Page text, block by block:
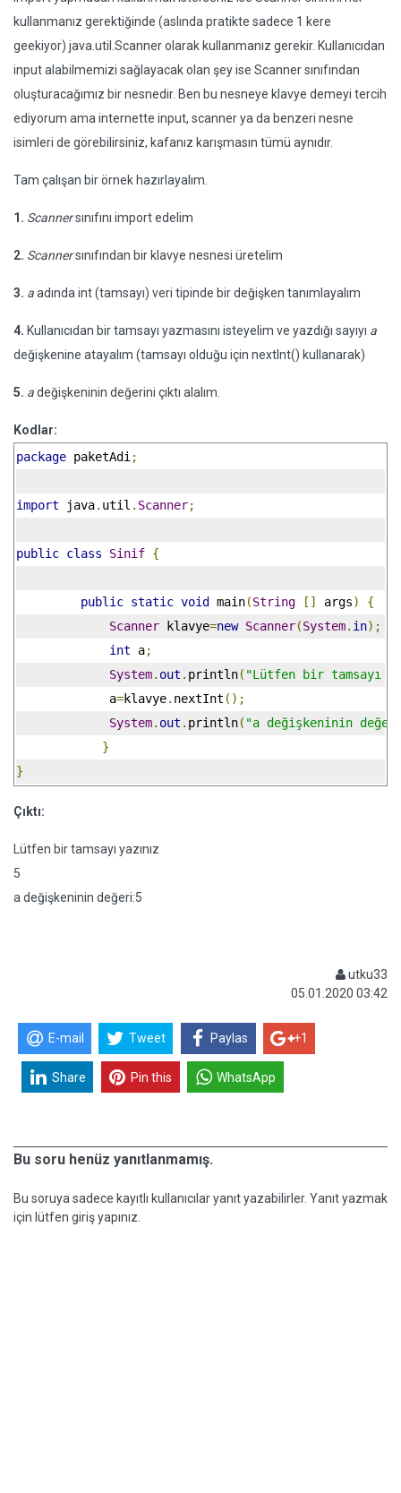
kullanmanız gerektiğinde (aslında pratikte sadece 1 kere
geekiyor) java.util.Scanner olarak kullanmanız gerekir. Kullanıcıdan
input alabilmemizi sağlayacak olan şey ise Scanner sınıfından
oluşturacağımız bir nesnedir. Ben bu nesneye klavye demeyi tercih
ediyorum ama internette input, scanner ya da benzeri nesne
isimleri de görebilirsiniz, kafanız karışmasın tümü aynıdır.
Tam çalışan bir örnek hazırlayalım.
1. Scannersınıfını import edelim
2. Scannersınıfından bir klavye nesnesi üretelim
3. aadında int (tamsayı) veri tipinde bir değişken tanımlayalım
4. Kullanıcıdan bir tamsayı yazmasını isteyelim ve yazdığı sayıyı a
değişkenine atayalım (tamsayı olduğu için nextInt() kullanarak)
5. adeğişkeninin değerini çıktı alalım.
Kodlar:
package paketAdi ;
import java. util . Scanner;
public class Sinif {
public static void main(String [] args)
{
Scanner klavye=new Scanner(System. in);
int a;
System. out . println( "Lütfen bir tamsayı
	     a
=klavye. nextInt ();
System. out . println( "a değişkeninin
}
}
Çıktı:
Lütfen bir tamsayı yazınız
5
a değişkeninin değeri:5
utku33
05.01.2020 03:42
E-mail Tweet Paylas +1
Share Pin this WhatsApp
Bu soru henüz yanıtlanmamış.
Bu soruya sadece kayıtlı kullanıcılar yanıt yazabilirler. Yanıt yazmak
için lütfen giriş yapınız.